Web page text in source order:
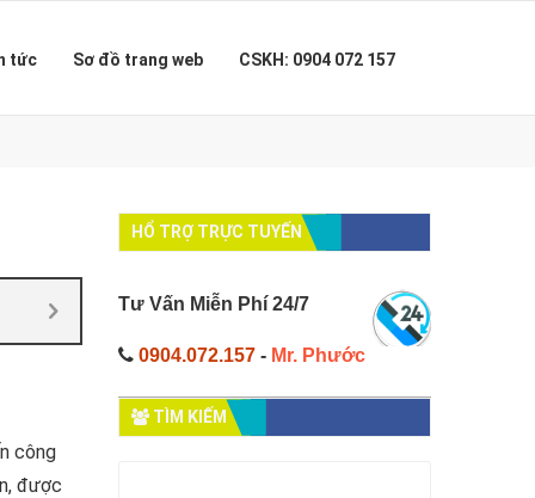
tức Sơ đồ trang web CSKH: 0904 072 157
công
được
HỔ TRỢ TRỰC TUYẾN
Tư Vấn Miễn Phí 24/7
0904.072.157- Mr. Phước
TÌM KIẾM